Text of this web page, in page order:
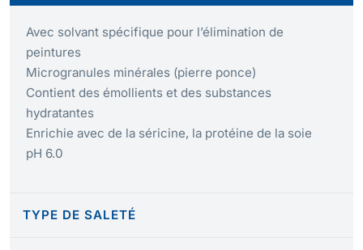
Avec solvant spécifique pour l’élimination de
peintures
Microgranules minérales (pierre ponce)
Contient des émollients et des substances
hydratantes
Enrichie avec de la séricine, la protéine de la soie
pH 6.0
TYPE DE SALETÉ